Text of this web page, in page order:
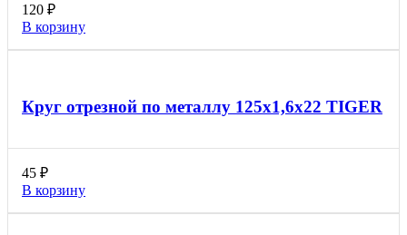
120 ₽
В корзину
Круг отрезной по металлу 125х1,6х22 TIGER
45 ₽
В корзину